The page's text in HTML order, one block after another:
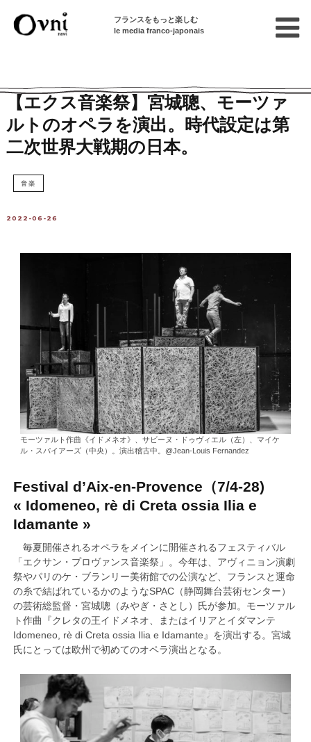
フランスをもっと楽しむ
le media franco-japonais
【エクス音楽祭】宮城聰、モーツァ
ルトのオペラを演出。時代設定は第
二次世界大戦期の日本。
音楽
2022-06-26
モーツァルト作曲《イドメネオ》、サビーヌ・ドゥヴィエル（左）、マイケ
ル・スパイアーズ（中央）。演出稽古中。@Jean-Louis Fernandez
Festival d’Aix-en-Provence（7/4-28)
« Idomeneo, rè di Creta ossia Ilia e
Idamante »
毎夏開催されるオペラをメインに開催されるフェスティバル
「エクサン・プロヴァンス音楽祭」。今年は、アヴィニョン演劇
祭やパリのケ・ブランリー美術館での公演など、フランスと運命
の糸で結ばれているかのようなSPAC（静岡舞台芸術センター）
の芸術総監督・宮城聰（みやぎ・さとし）氏が参加。モーツァル
ト作曲『クレタの王イドメネオ、またはイリアとイダマンテ
Idomeneo, rè di Creta ossia Ilia e Idamante』を演出する。宮城
氏にとっては欧州で初めてのオペラ演出となる。